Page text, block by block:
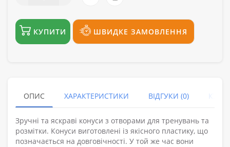
КУПИТИ ШВИДКЕ ЗАМОВЛЕННЯ
ОПИС ХАРАКТЕРИСТИКИ ВІДГУКИ (0)
Зручні та яскраві конуси з отворами для тренувань та
розмітки. Конуси виготовлені із якісного пластику, що
позначається на довговічності. У той же час вони